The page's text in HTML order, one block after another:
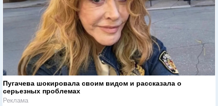
Пугачева шокировала своим видом и рассказала о
серьезных проблемах
Реклама